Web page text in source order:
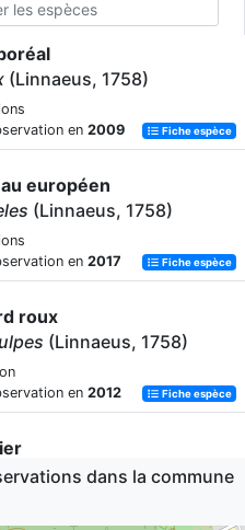
(Linnaeus, 1758)
en 2009 Fiche espèce
européen
(Linnaeus, 1758)
en 2017 Fiche espèce
roux
(Linnaeus, 1758)
en 2012 Fiche espèce
Linnaeus, 1758
en1985 Fiche espèce
dans la commune